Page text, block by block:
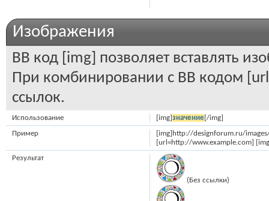
Изображения
BB код [img] позволяет вставлять
При комбинировании с BB кодом
ссылок.
[img]значение[/img]
Использование
[img]http://designforum.ru/
[url=http://www.example.com]
Пример
(Без ссылки)
Результат